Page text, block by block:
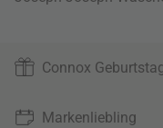
Connox
Markenliebling